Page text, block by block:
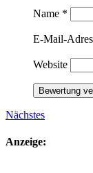
Name *
E-Mail-
Website
Nächstes
Anzeige: